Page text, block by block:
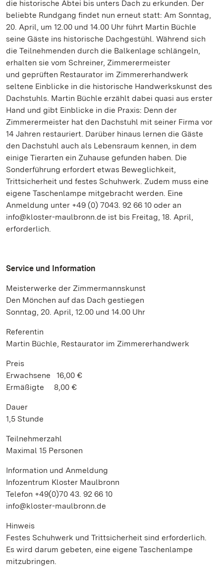
die historische Abtei bis unters Dach zu erkunden. Der
beliebte Rundgang findet nun erneut statt: Am Sonntag,
20. April, um 12.00 und 14.00 Uhr führt Martin Büchle
seine Gäste ins historische Dachgestühl. Während sich
die Teilnehmenden durch die Balkenlage schlängeln,
erhalten sie vom Schreiner, Zimmerermeister
und geprüften Restaurator im Zimmererhandwerk
seltene Einblicke in die historische Handwerkskunst des
Dachstuhls. Martin Büchle erzählt dabei quasi aus erster
Hand und gibt Einblicke in die Praxis: Denn der
Zimmerermeister hat den Dachstuhl mit seiner Firma vor
14 Jahren restauriert. Darüber hinaus lernen die Gäste
den Dachstuhl auch als Lebensraum kennen, in dem
einige Tierarten ein Zuhause gefunden haben. Die
Sonderführung erfordert etwas Beweglichkeit,
Trittsicherheit und festes Schuhwerk. Zudem muss eine
eigene Taschenlampe mitgebracht werden. Eine
Anmeldung unter +49 (0) 7043. 92 66 10 oder an
info@kloster-maulbronn.de ist bis Freitag, 18. April,
erforderlich.
Service und Information
Meisterwerke der Zimmermannskunst
Den Mönchen auf das Dach gestiegen
Sonntag, 20. April, 12.00 und 14.00 Uhr
Referentin
Martin Büchle, Restaurator im Zimmererhandwerk
Preis
Erwachsene 16,00 €
Ermäßigte 8,00 €
Dauer
1,5 Stunde
Teilnehmerzahl
Maximal 15 Personen
Information und Anmeldung
Infozentrum Kloster Maulbronn
Telefon +49(0)70 43. 92 66 10
info@kloster-maulbronn.de
Hinweis
Festes Schuhwerk und Trittsicherheit sind erforderlich.
Es wird darum gebeten, eine eigene Taschenlampe
mitzubringen.